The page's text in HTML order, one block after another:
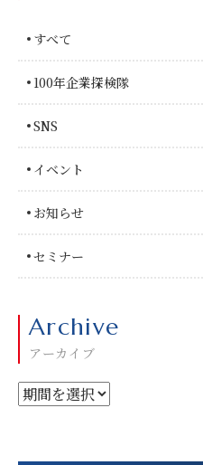
すべて
100年企業探検隊
SNS
イベント
お知らせ
セミナー
Archive
アーカイブ